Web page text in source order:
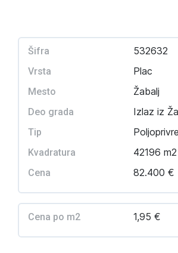
Šifra 532632
Vrsta Plac
Mesto Žabalj
Deo grada Izlaz iz
Tip
Kvadratura 42196 m2
Cena 82.400 €
Cena po m2 1,95 €